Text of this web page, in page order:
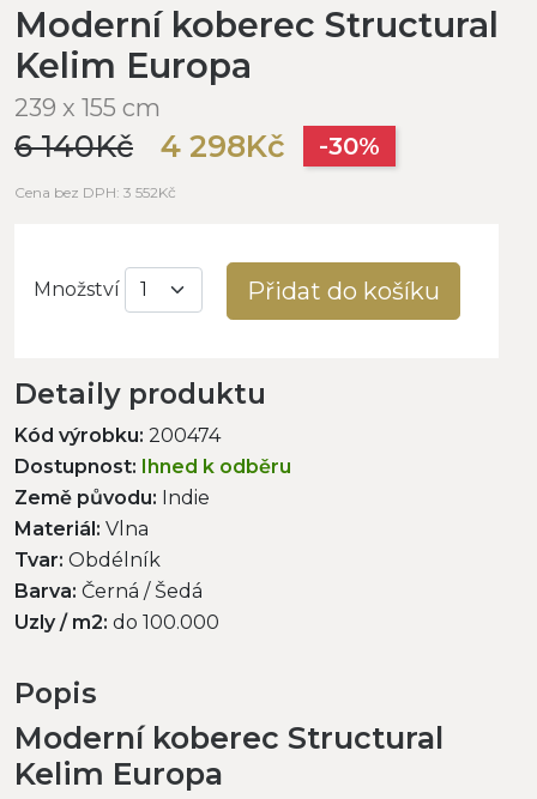
Moderní koberec Structural
Kelim Europa
239 x 155 cm
6 140Kč 4 298Kč -30%
Cena bez DPH: 3 552Kč
Množství Přidat do košíku
Detaily produktu
Kód výrobku: 200474
Dostupnost: Ihned k odběru
Země původu: Indie
Materiál: Vlna
Tvar: Obdélník
Barva: Černá / Šedá
Uzly / m2: do 100.000
Popis
Moderní koberec Structural
Kelim Europa